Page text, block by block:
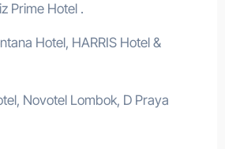
Prime Hotel .
Hotel, HARRIS Hotel &
Novotel Lombok, D Praya